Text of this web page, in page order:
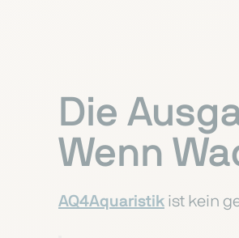
Die
Wenn
AQ4Aquaristik ist kein